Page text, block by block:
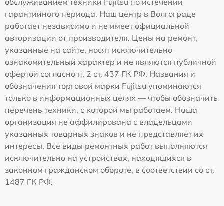
гарантийного периода. Наш центр в Волгограде
работает независимо и не имеет официальной
авторизации от производителя. Цены на ремонт,
указанные на сайте, носят исключительно
ознакомительный характер и не являются публичной
офертой согласно п. 2 ст. 437 ГК РФ. Названия и
обозначения торговой марки Fujitsu упоминаются
только в информационных целях — чтобы обозначить
перечень техники, с которой мы работаем. Наша
организация не аффилирована с владельцами
указанных товарных знаков и не представляет их
интересы. Все виды ремонтных работ выполняются
исключительно на устройствах, находящихся в
законном гражданском обороте, в соответствии со ст.
1487 ГК РФ.